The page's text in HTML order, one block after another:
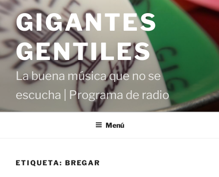
Saltar
contenido
GIGANTES
GENTILES
La buena música que no se
escucha | Programa de radio
Menú
ETIQUETA: BREGAR